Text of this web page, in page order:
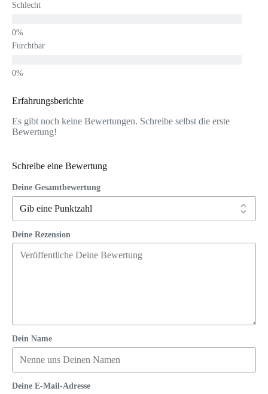
Schlecht
Furchtbar
Erfahrungsberichte
Es gibt noch keine Bewertungen. Schreibe selbst die erste
Bewertung!
Schreibe eine Bewertung
Deine Gesamtbewertung
Deine Rezension
Dein Name
Deine E-Mail-Adresse